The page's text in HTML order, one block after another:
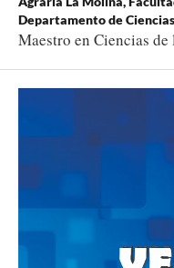
Departamento de
Maestro en Ciencias